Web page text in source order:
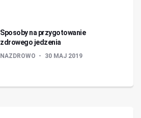
Sposoby na przygotowanie
zdrowego jedzenia
NAZDROWO 30 MAJ 2019